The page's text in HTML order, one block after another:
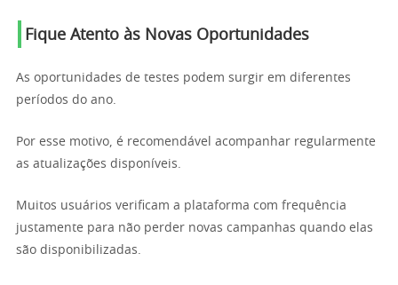
Fique Atento às Novas Oportunidades
As oportunidades de testes podem surgir em diferentes
períodos do ano.
Por esse motivo, é recomendável acompanhar regularmente
as atualizações disponíveis.
Muitos usuários verificam a plataforma com frequência
justamente para não perder novas campanhas quando elas
são disponibilizadas.